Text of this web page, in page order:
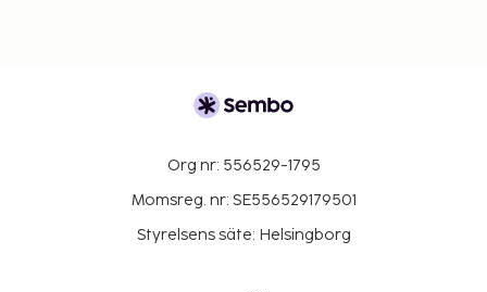
Org nr: 556529-1795
Momsreg. nr: SE556529179501
Styrelsens säte: Helsingborg